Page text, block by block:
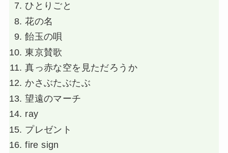
ひとりごと
花の名
飴玉の唄
東京賛歌
真っ赤な空を見ただろうか
かさぶたぶたぶ
望遠のマーチ
ray
プレゼント
fire sign